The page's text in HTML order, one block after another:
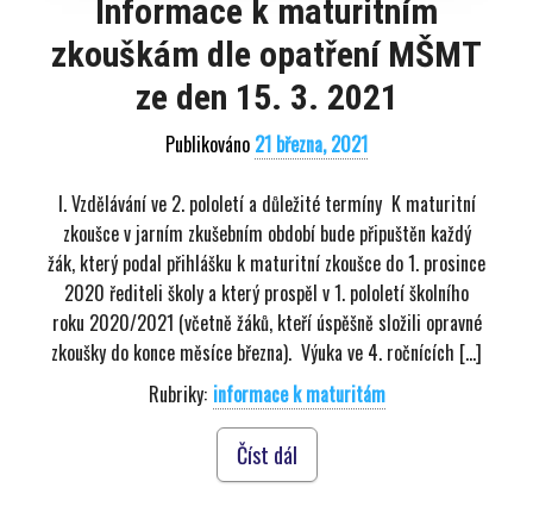
Informace k maturitním
zkouškám dle opatření MŠMT
ze den 15. 3. 2021
Publikováno 21 března, 2021
I. Vzdělávání ve 2. pololetí a důležité termíny K maturitní
zkoušce v jarním zkušebním období bude připuštěn každý
žák, který podal přihlášku k maturitní zkoušce do 1. prosince
2020 řediteli školy a který prospěl v 1. pololetí školního
roku 2020/2021 (včetně žáků, kteří úspěšně složili opravné
zkoušky do konce měsíce března). Výuka ve 4. ročnících […]
Rubriky: informace k maturitám
Číst dál